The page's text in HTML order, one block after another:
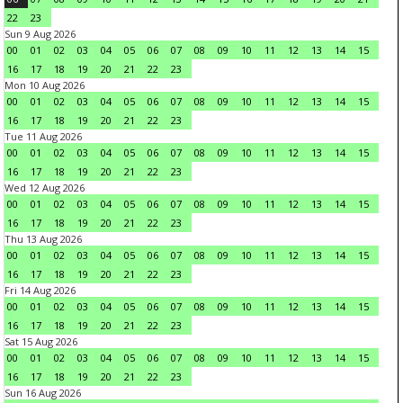
22
23
Sun 9 Aug 2026
00
01 02 03 04 05 06 07 08 09 10 11 12 13 14
15
16
17 18 19 20 21 22
23
Mon 10 Aug 2026
00
01 02 03 04 05 06 07 08 09 10 11 12 13 14
15
16
17 18 19 20 21 22
23
Tue 11 Aug 2026
00
01 02 03 04 05 06 07 08 09 10 11 12 13 14
15
16
17 18 19 20 21 22
23
Wed 12 Aug 2026
00
01 02 03 04 05 06 07 08 09 10 11 12 13 14
15
16
17 18 19 20 21 22
23
Thu 13 Aug 2026
00
01 02 03 04 05 06 07 08 09 10 11 12 13 14
15
16
17 18 19 20 21 22
23
Fri 14 Aug 2026
00
01 02 03 04 05 06 07 08 09 10 11 12 13 14
15
16
17 18 19 20 21 22
23
Sat 15 Aug 2026
00
01 02 03 04 05 06 07 08 09 10 11 12 13 14
15
16
17 18 19 20 21 22
23
Sun 16 Aug 2026